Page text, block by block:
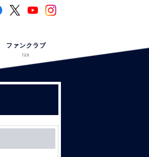
ファンクラブ
FAN